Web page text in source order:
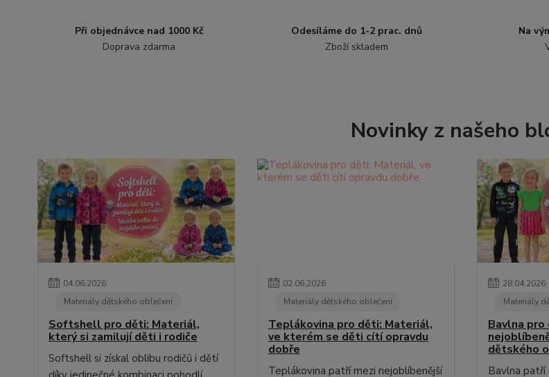
Při objednávce nad 1000 Kč
Doprava zdarma
Odesíláme do 1-2 prac. dnů
Zboží skladem
Na
Novinky z našeho
04.06.2026
Materiály dětského oblečení
Softshell pro děti: Materiál,
který si zamilují děti i rodiče
Softshell si získal oblibu rodičů i dětí
02.06.2026
Materiály dětského oblečení
Teplákovina pro děti: Materiál,
ve kterém se děti cítí opravdu
dobře
Teplákovina patří mezi nejoblíbenější
28.04.2026
Materiály
Bavlna
dětského
Bavlna patří